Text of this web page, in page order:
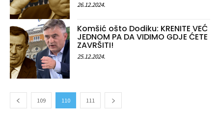
26.12.2024.
Komšić ošto Dodiku: KRENITE VEĆ
JEDNOM PA DA VIDIMO GDJE ĆETE
ZAVRŠITI!
25.12.2024.
109 110 111